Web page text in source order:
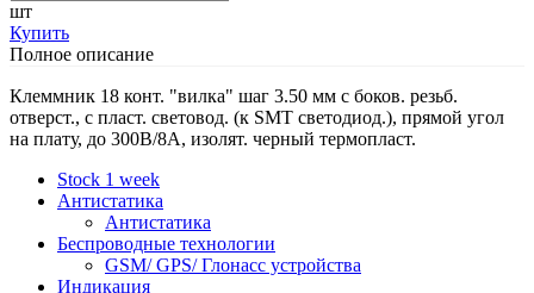
шт
Купить
Полное описание
Клеммник 18 конт. "вилка" шаг 3.50 мм с боков. резьб.
отверст., с пласт. световод. (к SMT светодиод.), прямой угол
на плату, до 300В/8А, изолят. черный термопласт.
Stock 1 week
Антистатика
Антистатика
Беспроводные технологии
GSM/ GPS/ Глонасс устройства
Индикация